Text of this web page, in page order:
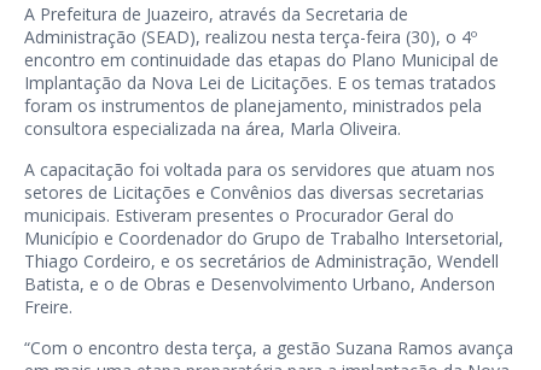
A Prefeitura de Juazeiro, através da Secretaria de
Administração (SEAD), realizou nesta terça-feira (30), o 4º
encontro em continuidade das etapas do Plano Municipal de
Implantação da Nova Lei de Licitações. E os temas tratados
foram os instrumentos de planejamento, ministrados pela
consultora especializada na área, Marla Oliveira.
A capacitação foi voltada para os servidores que atuam nos
setores de Licitações e Convênios das diversas secretarias
municipais. Estiveram presentes o Procurador Geral do
Município e Coordenador do Grupo de Trabalho Intersetorial,
Thiago Cordeiro, e os secretários de Administração, Wendell
Batista, e o de Obras e Desenvolvimento Urbano, Anderson
Freire.
“Com o encontro desta terça, a gestão Suzana Ramos avança